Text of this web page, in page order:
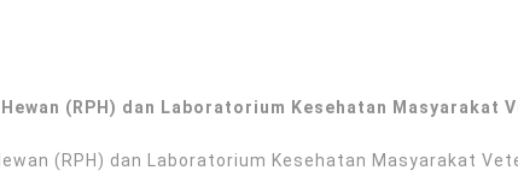
(RPH) dan Laboratorium Kesehatan Masyarakat
(RPH) dan Laboratorium Kesehatan Masyarakat